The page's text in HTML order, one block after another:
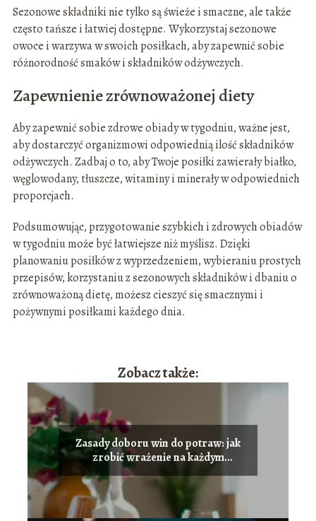
Sezonowe składniki nie tylko są świeże i smaczne, ale także
często tańsze i łatwiej dostępne. Wykorzystaj sezonowe
owoce i warzywa w swoich posiłkach, aby zapewnić sobie
różnorodność smaków i składników odżywczych.
Zapewnienie zrównoważonej diety
Aby zapewnić sobie zdrowe obiady w tygodniu, ważne jest,
aby dostarczyć organizmowi odpowiednią ilość składników
odżywczych. Zadbaj o to, aby Twoje posiłki zawierały białko,
węglowodany, tłuszcze, witaminy i minerały w odpowiednich
proporcjach.
Podsumowując, przygotowanie szybkich i zdrowych obiadów
w tygodniu może być łatwiejsze niż myślisz. Dzięki
planowaniu posiłków z wyprzedzeniem, wybieraniu prostych
przepisów, korzystaniu z sezonowych składników i dbaniu o
zrównoważoną dietę, możesz cieszyć się smacznymi i
pożywnymi posiłkami każdego dnia.
Zobacz także:
Zasady doboru win do potraw: jak
zrobić wrażenie na każdym